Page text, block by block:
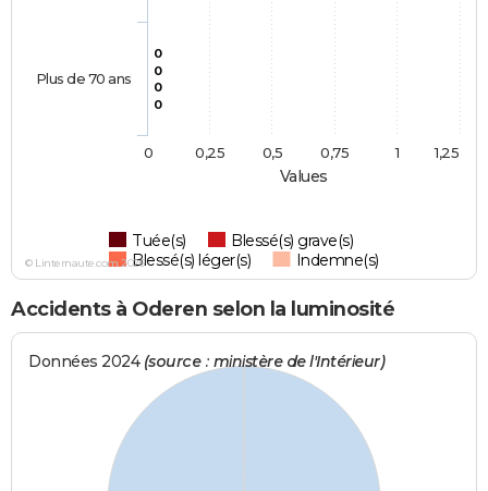
Values
0
0
0
0
Tuée(s)
Blessé(s) grave(s)
Blessé(s) léger(s)
Indemne(s)
Plus de 70 ans
0 1
0,25 0,5 0,75 1,25
© Linternaute.com 2026
Accidents à Oderen selon la luminosité
Données 2024 (source : ministère de l'Intérieur)